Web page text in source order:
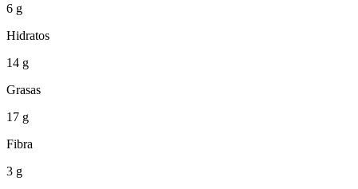
6 g
Hidratos
14 g
Grasas
17 g
Fibra
3 g